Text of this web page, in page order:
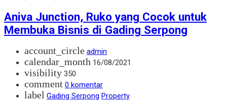
Aniva Junction, Ruko yang Cocok untuk
Membuka Bisnis di Gading Serpong
account_circle admin
calendar_month 16/08/2021
visibility 350
comment 0 komentar
label Gading Serpong Property